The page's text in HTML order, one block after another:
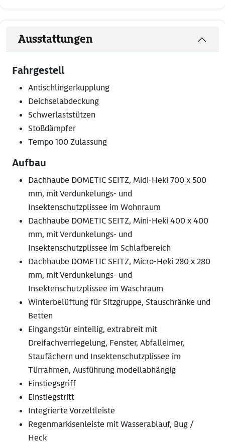
Ausstattungen
Fahrgestell
Antischlingerkupplung
Deichselabdeckung
Schwerlaststützen
Stoßdämpfer
Tempo 100 Zulassung
Aufbau
Dachhaube DOMETIC SEITZ, Midi-Heki 700 x 500
mm, mit Verdunkelungs- und
Insektenschutzplissee im Wohnraum
Dachhaube DOMETIC SEITZ, Mini-Heki 400 x 400
mm, mit Verdunkelungs- und
Insektenschutzplissee im Schlafbereich
Dachhaube DOMETIC SEITZ, Micro-Heki 280 x 280
mm, mit Verdunkelungs- und
Insektenschutzplissee im Waschraum
Winterbelüftung für Sitzgruppe, Stauschränke und
Betten
Eingangstür einteilig, extrabreit mit
Dreifachverriegelung, Fenster, Abfalleimer,
Staufächern und Insektenschutzplissee im
Türrahmen, Ausführung modellabhängig
Einstiegsgriff
Einstiegstritt
Integrierte Vorzeltleiste
Regenmarkisenleiste mit Wasserablauf, Bug /
Heck